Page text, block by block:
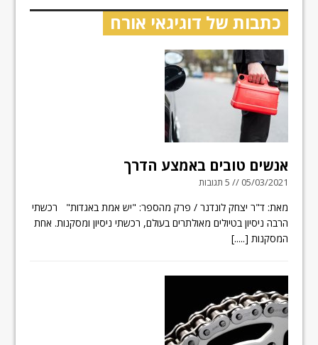
כתבות של דוגיגאי אורח
אנשים טובים באמצע הדרך
05/03/2021 // 5 תגובות
מאת: ד"ר יצחק לונדנר / פרק מהספר: "יש אמת באגדות" רכשתי
הרבה ניסיון בטיולים מאולתרים בעולם, רכשתי ניסיון ומסקנות. אחת
המסקנות [.....]